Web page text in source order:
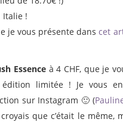
Italie !
je vous présente danscet
Essenceà 4 CHF, que je
limitée ! Je vous
sur Instagram 🙂 (
que c’était le même,